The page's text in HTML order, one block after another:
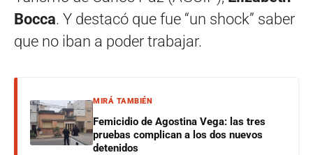
Bocca. Y destacó que fue “un shock” saber
que no iban a poder trabajar.
MIRÁ TAMBIÉN
Femicidio de Agostina Vega: las tres
pruebas complican a los dos nuevos
detenidos